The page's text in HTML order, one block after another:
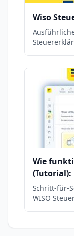
Wiso
Wie
(Tutorial):
Schritt-für-
WISO